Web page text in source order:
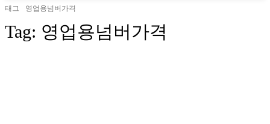
태그 영업용넘버가격
Tag: 영업용넘버가격